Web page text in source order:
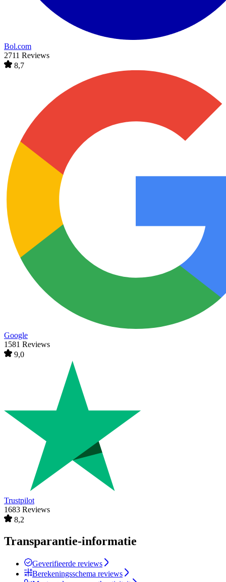
Bol.com
2711 Reviews
8,7
Google
1581 Reviews
9,0
Trustpilot
1683 Reviews
8,2
Transparantie-informatie
Geverifieerde reviews
Berekeningsschema reviews